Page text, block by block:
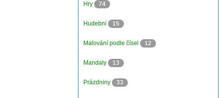
Hry 74
Hudební 15
Malování podle čísel 12
Mandaly 13
Prázdniny 33